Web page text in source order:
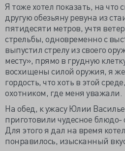
Я тоже хотел показать, на что
другую обезьяну ревуна из
пятидесяти метров, учтя
стрельбы, одновременно с
выпустил стрелу из своего
месту», прямо в грудную
восхищены силой оружия, я же
гордость, что хоть в этой
охотником, где меня уважали.
На обед, к ужасу Юлии
приготовили чудесное блюдо-
Для этого я дал на время
понравилось, изысканный